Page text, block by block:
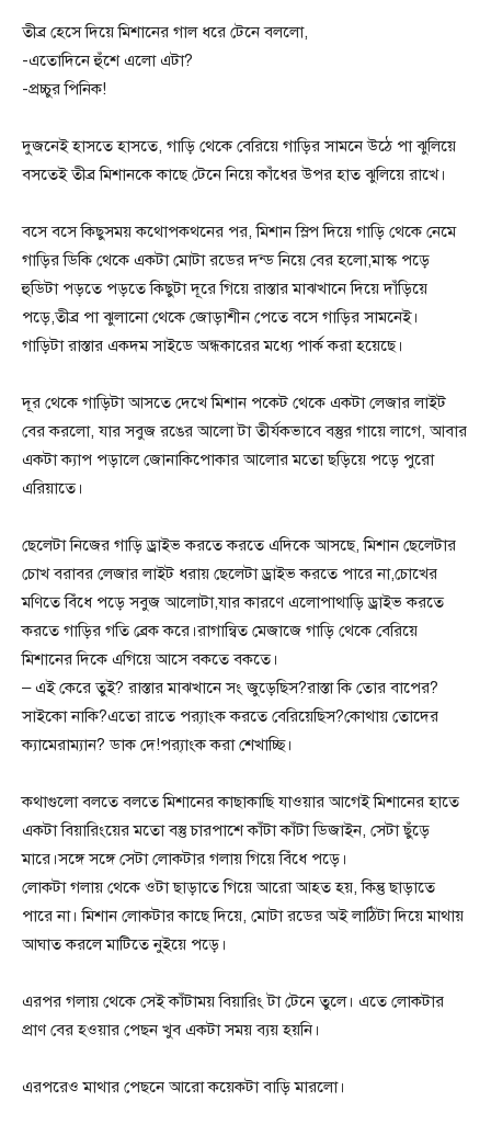
তীব্র হেসে দিয়ে মিশানের গাল ধরে টেনে বললো,
-এতোদিনে হুঁশে এলো এটা?
-প্রচ্চুর পিনিক!
দুজনেই হাসতে হাসতে, গাড়ি থেকে বেরিয়ে গাড়ির সামনে উঠে পা ঝুলিয়ে
বসতেই তীব্র মিশানকে কাছে টেনে নিয়ে কাঁধের উপর হাত ঝুলিয়ে রাখে।
বসে বসে কিছুসময় কথোপকথনের পর, মিশান স্লিপ দিয়ে গাড়ি থেকে নেমে
গাড়ির ডিকি থেকে একটা মোটা রডের দন্ড নিয়ে বের হলো,মাস্ক পড়ে
হুডিটা পড়তে পড়তে কিছুটা দূরে গিয়ে রাস্তার মাঝখানে দিয়ে দাঁড়িয়ে
পড়ে,তীব্র পা ঝুলানো থেকে জোড়াশীন পেতে বসে গাড়ির সামনেই।
গাড়িটা রাস্তার একদম সাইডে অন্ধকারের মধ্যে পার্ক করা হয়েছে।
দূর থেকে গাড়িটা আসতে দেখে মিশান পকেট থেকে একটা লেজার লাইট
বের করলো, যার সবুজ রঙের আলো টা তীর্যকভাবে বস্তুর গায়ে লাগে, আবার
একটা ক্যাপ পড়ালে জোনাকিপোকার আলোর মতো ছড়িয়ে পড়ে পুরো
এরিয়াতে।
ছেলেটা নিজের গাড়ি ড্রাইভ করতে করতে এদিকে আসছে, মিশান ছেলেটার
চোখ বরাবর লেজার লাইট ধরায় ছেলেটা ড্রাইভ করতে পারে না,চোখের
মণিতে বিঁধে পড়ে সবুজ আলোটা,যার কারণে এলোপাথাড়ি ড্রাইভ করতে
করতে গাড়ির গতি ব্রেক করে।রাগান্বিত মেজাজে গাড়ি থেকে বেরিয়ে
মিশানের দিকে এগিয়ে আসে বকতে বকতে।
– এই কেরে তুই? রাস্তার মাঝখানে সং জুড়েছিস?রাস্তা কি তোর বাপের?
সাইকো নাকি?এতো রাতে প্র‍্যাংক করতে বেরিয়েছিস?কোথায় তোদের
ক্যামেরাম্যান? ডাক দে!প্র‍্যাংক করা শেখাচ্ছি।
কথাগুলো বলতে বলতে মিশানের কাছাকাছি যাওয়ার আগেই মিশানের হাতে
একটা বিয়ারিংয়ের মতো বস্তু চারপাশে কাঁটা কাঁটা ডিজাইন, সেটা ছুঁড়ে
মারে।সঙ্গে সঙ্গে সেটা লোকটার গলায় গিয়ে বিঁধে পড়ে।
লোকটা গলায় থেকে ওটা ছাড়াতে গিয়ে আরো আহত হয়, কিন্তু ছাড়াতে
পারে না। মিশান লোকটার কাছে দিয়ে, মোটা রডের অই লাঠিটা দিয়ে মাথায়
আঘাত করলে মাটিতে নুইয়ে পড়ে।
এরপর গলায় থেকে সেই কাঁটাময় বিয়ারিং টা টেনে তুলে। এতে লোকটার
প্রাণ বের হওয়ার পেছন খুব একটা সময় ব্যয় হয়নি।
এরপরেও মাথার পেছনে আরো কয়েকটা বাড়ি মারলো।